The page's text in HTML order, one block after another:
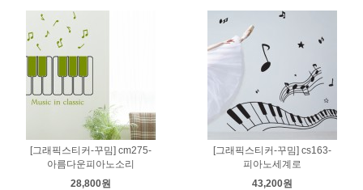
[그래픽스티커-꾸밈] cm275-
아름다운피아노소리
28,800원
[그래픽스티커-꾸밈] cs163-
피아노세계로
43,200원